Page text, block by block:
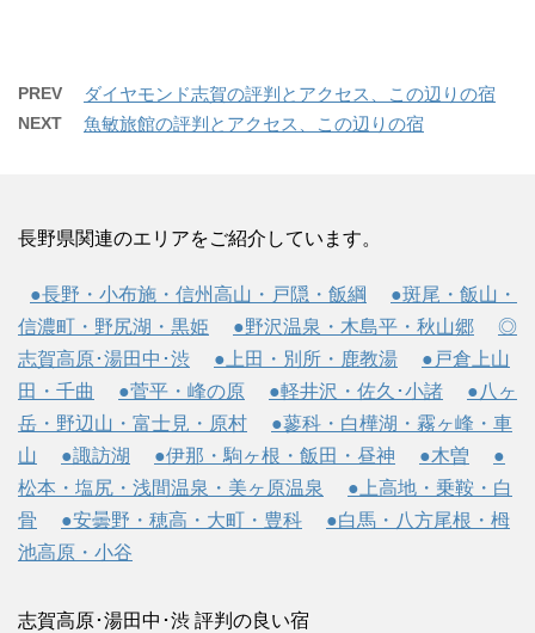
PREV ダイヤモンド志賀の評判とアクセス、この辺りの宿
NEXT 魚敏旅館の評判とアクセス、この辺りの宿
長野県関連のエリアをご紹介しています。
●長野・小布施・信州高山・戸隠・飯綱
●斑尾・飯山・
信濃町・野尻湖・黒姫
●野沢温泉・木島平・秋山郷
◎
志賀高原･湯田中･渋
●上田・別所・鹿教湯
●戸倉上山
田・千曲
●菅平・峰の原 ●軽井沢・佐久･小諸
●八ヶ
岳・野辺山・富士見・原村
●蓼科・白樺湖・霧ヶ峰・車
山
●諏訪湖 ●伊那・駒ヶ根・飯田・昼神 ●木曽
●
松本・塩尻・浅間温泉・美ヶ原温泉
●上高地・乗鞍・白
骨
●安曇野・穂高・大町・豊科
●白馬・八方尾根・栂
池高原・小谷
志賀高原･湯田中･渋 評判の良い宿